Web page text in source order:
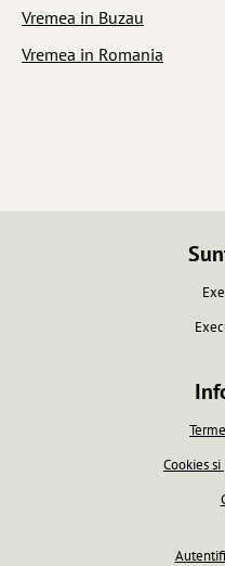
Vremea in Buzau
Vremea in Romania
Cookies